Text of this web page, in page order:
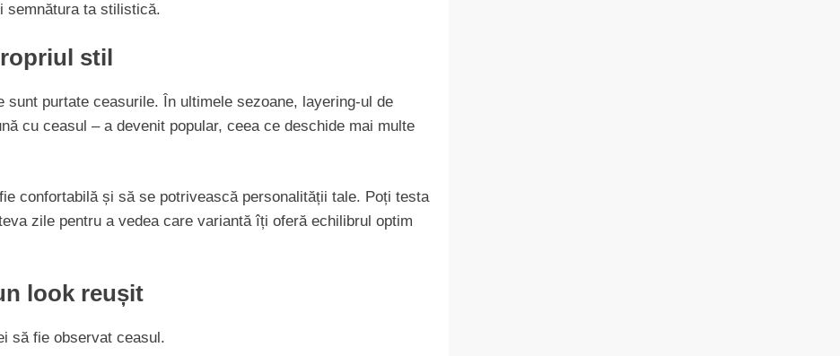
semnătura ta stilistică.
stil
purtate ceasurile. În ultimele sezoane, layering-ul de
cu ceasul – a devenit popular, ceea ce deschide mai multe
confortabilă și să se potrivească personalității tale. Poți testa
zile pentru a vedea care variantă îți oferă echilibrul optim
look reușit
să fie observat ceasul.